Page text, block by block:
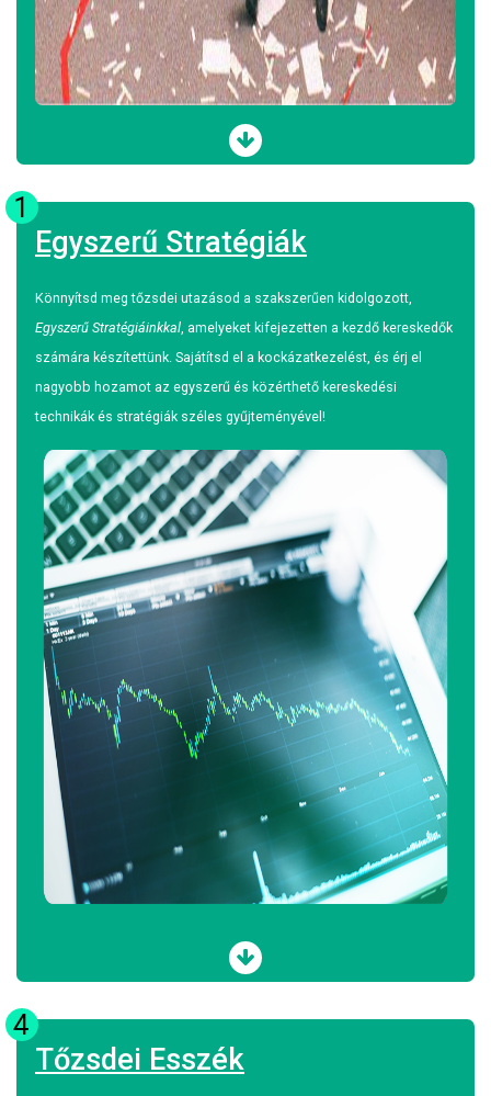
1
Egyszerű Stratégiák
Könnyítsd meg tőzsdei utazásod a szakszerűen kidolgozott,
Egyszerű Stratégiáinkkal, amelyeket kifejezetten a kezdő kereskedők
számára készítettünk. Sajátítsd el a kockázatkezelést, és érj el
nagyobb hozamot az egyszerű és közérthető kereskedési
technikák és stratégiák széles gyűjteményével!
4
Tőzsdei Esszék